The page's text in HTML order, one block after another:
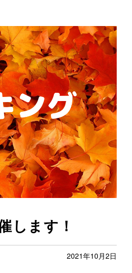
します！
2021年10月2日